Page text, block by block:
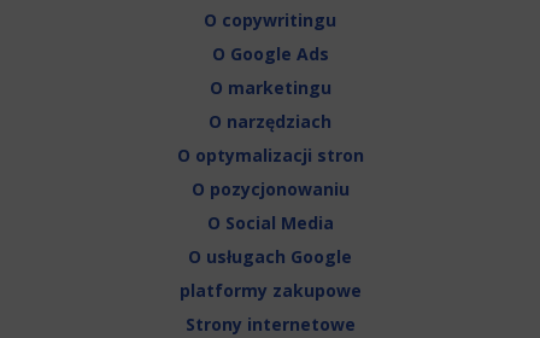
O copywritingu
O Google Ads
O marketingu
O narzędziach
O optymalizacji stron
O pozycjonowaniu
O Social Media
O usługach Google
platformy zakupowe
Strony internetowe